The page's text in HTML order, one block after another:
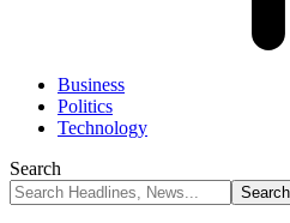
Business
Politics
Technology
Search